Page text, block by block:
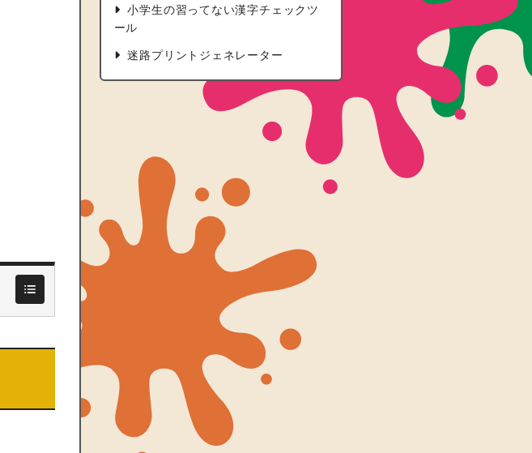
小学生の習ってない漢字チェックツ
ール
迷路プリントジェネレーター